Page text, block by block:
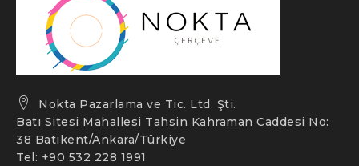
Nokta Pazarlama ve Tic. Ltd. Şti.
Batı Sitesi Mahallesi Tahsin Kahraman Caddesi No:
38 Batıkent/Ankara/Türkiye
Tel: +90 532 228 1991